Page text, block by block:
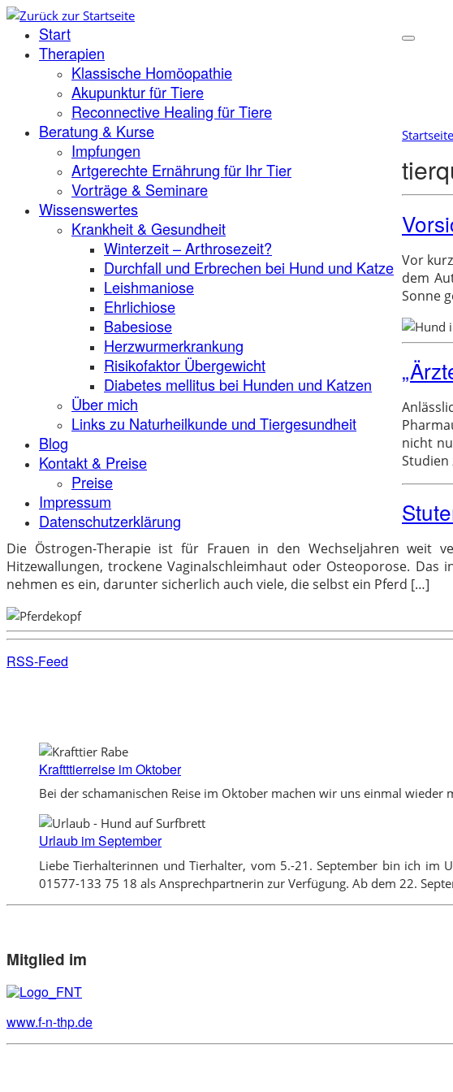
Zum
Inhalt
springen
Start
Therapien
Klassische Homöopathie
Akupunktur für Tiere
Reconnective Healing für Tiere
Beratung & Kurse
Impfungen
Artgerechte Ernährung für Ihr Tier
Vorträge & Seminare
Wissenswertes
Krankheit & Gesundheit
Winterzeit – Arthrosezeit?
Durchfall und Erbrechen bei Hund und Katze
Leishmaniose
Ehrlichiose
Babesiose
Herzwurmerkrankung
Risikofaktor Übergewicht
Diabetes mellitus bei Hunden und Katzen
Über mich
Links zu Naturheilkunde und Tiergesundheit
Blog
Kontakt & Preise
Preise
Impressum
Datenschutzerklärung
Startseite
Vor
dem
Sonne
nicht
Studien
Die Östrogen-Therapie ist für Frauen in den Wechseljahren weit
Hitzewallungen, trockene Vaginalschleimhaut oder Osteoporose.
nehmen es ein, darunter sicherlich auch viele, die selbst ein Pferd […]
RSS-Feed
Kraftttierreise im Oktober
Bei der schamanischen Reise im Oktober machen wir uns einmal wieder
Urlaub im September
Liebe Tierhalterinnen und Tierhalter, vom 5.-21. September bin ich im
01577-133 75 18 als Ansprechpartnerin zur Verfügung. Ab dem 22.
Mitglied im
www.f-n-thp.de